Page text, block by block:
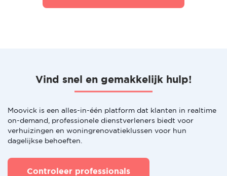
Vind snel en gemakkelijk hulp!
Moovick is een alles-in-één platform dat klanten in realtime
on-demand, professionele dienstverleners biedt voor
verhuizingen en woningrenovatieklussen voor hun
dagelijkse behoeften.
Controleer professionals